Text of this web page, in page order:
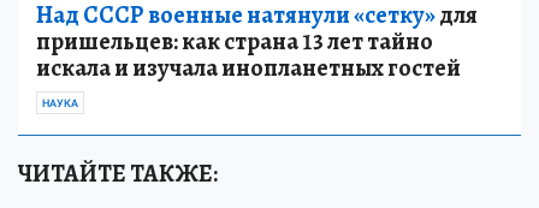
Над СССР военные натянули «сетку»для
пришельцев: как страна 13 лет тайно
искала и изучала инопланетных гостей
НАУКА
ЧИТАЙТЕ ТАКЖЕ: